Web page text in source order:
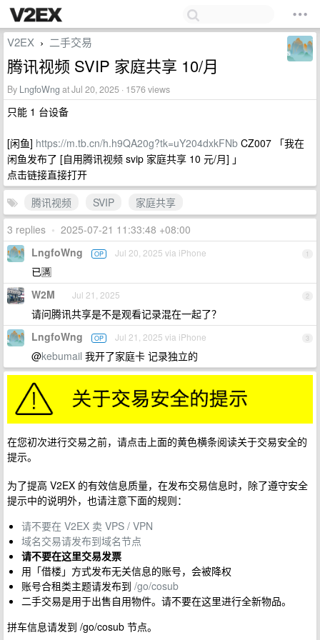
V2EX › 二手交易
腾讯视频 SVIP 家庭共享 10/月
By LngfoWng at Jul 20, 2025 · 1576 views
只能 1 台设备
[闲鱼] https://m.tb.cn/h.h9QA20g?tk=uY204dxkFNb CZ007 「我在
闲鱼发布了 [自用腾讯视频 svip 家庭共享 10 元/月] 」
点击链接直接打开
腾讯视频
SVIP
家庭共享
3 replies • 2025-07-21 11:33:48 +08:00
1
LngfoWng OP Jul 20, 2025 via iPhone
已🈵
2
W2M Jul 21, 2025
请问腾讯共享是不是观看记录混在一起了？
3
LngfoWng OP Jul 21, 2025 via iPhone
@kebumail 我开了家庭卡 记录独立的
在您初次进行交易之前，请点击上面的黄色横条阅读关于交易安全的
提示。
为了提高 V2EX 的有效信息质量，在发布交易信息时，除了遵守安全
提示中的说明外，也请注意下面的规则：
请不要在 V2EX 卖 VPS / VPN
域名交易请发布到域名节点
请不要在这里交易发票
用「借楼」方式发布无关信息的账号，会被降权
账号合租类主题请发布到 /go/cosub
二手交易是用于出售自用物件。请不要在这里进行全新物品。
拼车信息请发到 /go/cosub 节点。